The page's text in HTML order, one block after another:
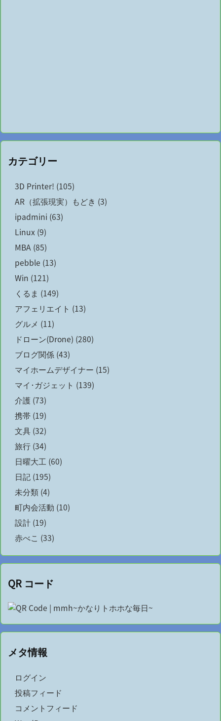
カテゴリー
3D Printer! (105)
AR（拡張現実）もどき (3)
ipadmini (63)
Linux (9)
MBA (85)
pebble (13)
Win (121)
くるま (149)
アフェリエイト (13)
グルメ (11)
ドローン(Drone) (280)
ブログ関係 (43)
マイホームデザイナー (15)
マイ･ガジェット (139)
介護 (73)
携帯 (19)
文具 (32)
旅行 (34)
日曜大工 (60)
日記 (195)
未分類 (4)
町内会活動 (10)
設計 (19)
赤べこ (33)
QR コード
メタ情報
ログイン
投稿フィード
コメントフィード